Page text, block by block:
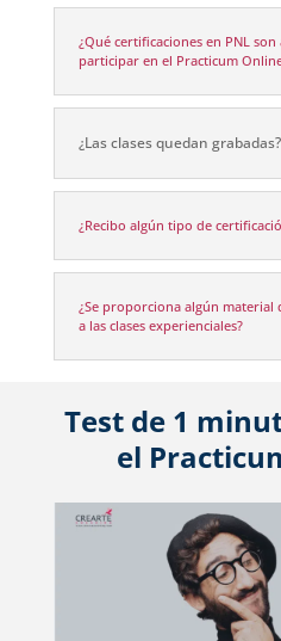
¿Qué certificaciones en PNL
participar en el Practicum
¿Las clases quedan grabadas?
¿Recibo algún tipo de
¿Se proporciona algún material
a las clases experienciales?
Test de 1
el